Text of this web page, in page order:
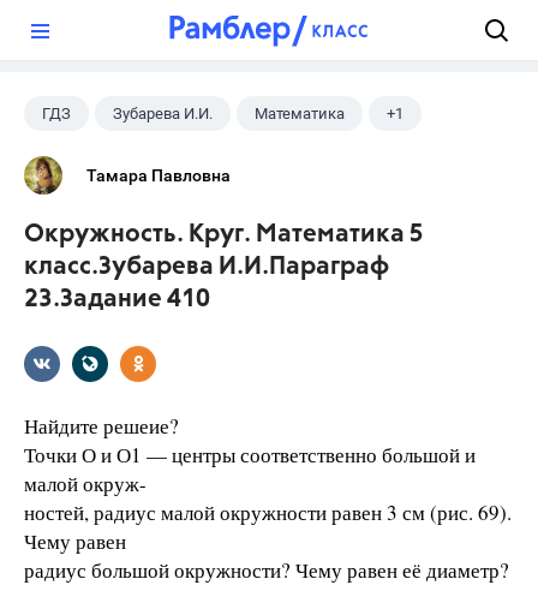
ГДЗ Зубарева И.И. Математика +1
5 класс
Тамара Павловна
Окружность. Круг. Математика 5
класс.Зубарева И.И.Параграф
23.Задание 410
Найдите решеие?
Точки О и О1 — центры соответственно большой и
малой окруж-
ностей, радиус малой окружности равен 3 см (рис. 69).
Чему равен
радиус большой окружности? Чему равен её диаметр?